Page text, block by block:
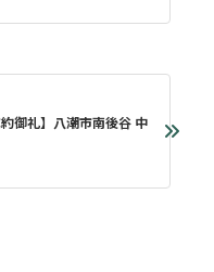
約御礼】八潮市南後谷 中